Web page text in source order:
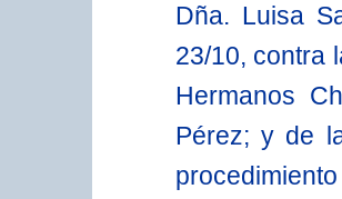
Dña. Luisa
23/10, contra
Hermanos
Pérez; y de